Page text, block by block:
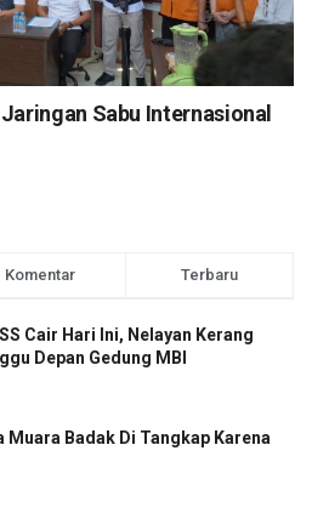
Sabu Internasional
Komentar Terbaru
Cair Hari Ini, Nelayan Kerang
Depan Gedung MBI
Muara Badak Di Tangkap Karena